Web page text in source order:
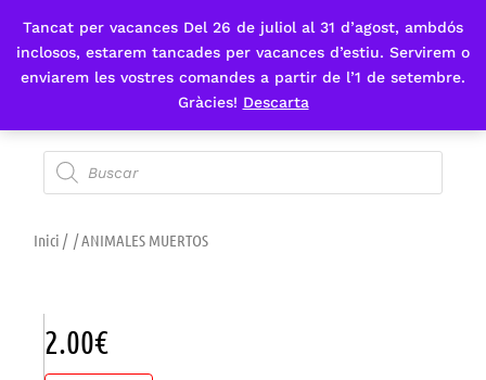
Tancat per vacances Del 26 de juliol al 31 d’agost, ambdós
inclosos, estarem tancades per vacances d’estiu. Servirem o
enviarem les vostres comandes a partir de l’1 de setembre.
Gràcies! Descarta
Fes-te'n sòcia
Inici / / ANIMALES MUERTOS
2.00€